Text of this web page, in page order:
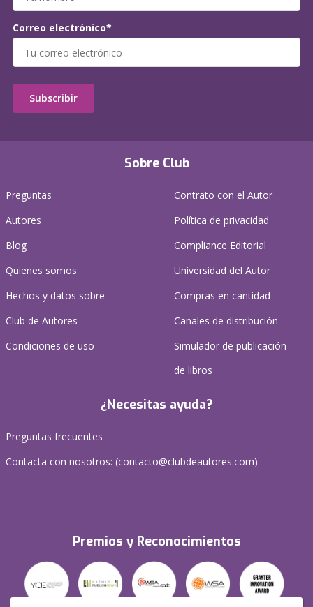
Sobre Club
Preguntas
Autores
Blog
Quienes somos
Hechos y datos sobre
Club de Autores
Condiciones de uso
Contrato con el Autor
Política de privacidad
Compliance Editorial
Universidad del Autor
Compras en cantidad
Canales de distribución
Simulador de publicación
de libros
¿Necesitas ayuda?
Preguntas frecuentes
Contacta con nosotros: (contacto@clubdeautores.com)
Premios y Reconocimientos
Correo electrónico*
Subscribir